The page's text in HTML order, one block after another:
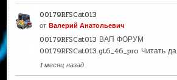
00179RFSCat013
отВалерий Анатольевич
00179RFSCat013 ВАП ФОРУМ
00179RFSCat013.gt6_46_pro Читать
1 месяц назад